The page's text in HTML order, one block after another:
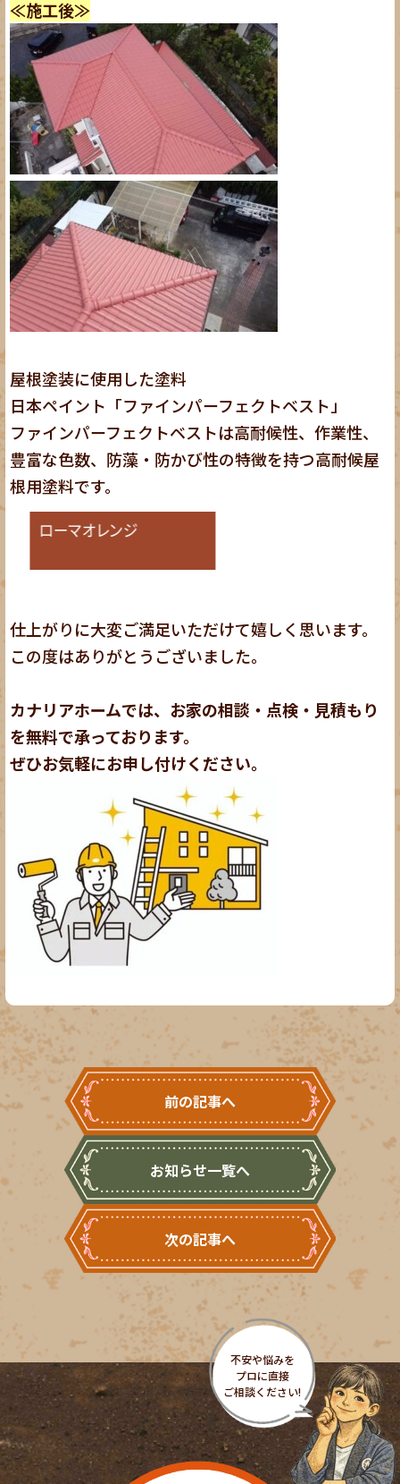
≪施工後≫
屋根塗装に使用した塗料
日本ペイント「ファインパーフェクトベスト」
ファインパーフェクトベストは高耐候性、作業性、
豊富な色数、防藻・防かび性の特徴を持つ高耐候屋
根用塗料です。
仕上がりに大変ご満足いただけて嬉しく思います。
この度はありがとうございました。
カナリアホームでは、お家の相談・点検・見積もり
を無料で承っております。
ぜひお気軽にお申し付けください。
前の記事へ
お知らせ一覧へ
次の記事へ